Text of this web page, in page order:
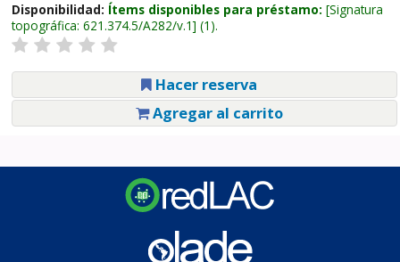
Disponibilidad: Ítems disponibles para préstamo: Signatura
topográfica: 621.374.5/A282/v.1 (1).
Hacer reserva
Agregar al carrito